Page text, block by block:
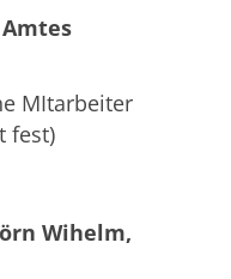
MItarbeiter
fest)
Wihelm,